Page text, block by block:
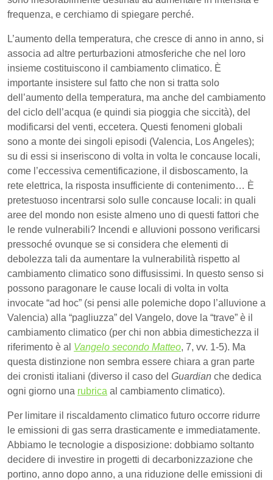
frequenza, e cerchiamo di spiegare perché.
L’aumento della temperatura, che cresce di anno in anno, si
associa ad altre perturbazioni atmosferiche che nel loro
insieme costituiscono il cambiamento climatico. È
importante insistere sul fatto che non si tratta solo
dell’aumento della temperatura, ma anche del cambiamento
del ciclo dell’acqua (e quindi sia pioggia che siccità), del
modificarsi del venti, eccetera. Questi fenomeni globali
sono a monte dei singoli episodi (Valencia, Los Angeles);
su di essi si inseriscono di volta in volta le concause locali,
come l’eccessiva cementificazione, il disboscamento, la
rete elettrica, la risposta insufficiente di contenimento… È
pretestuoso incentrarsi solo sulle concause locali: in quali
aree del mondo non esiste almeno uno di questi fattori che
le rende vulnerabili? Incendi e alluvioni possono verificarsi
pressoché ovunque se si considera che elementi di
debolezza tali da aumentare la vulnerabilità rispetto al
cambiamento climatico sono diffusissimi. In questo senso si
possono paragonare le cause locali di volta in volta
invocate “ad hoc” (si pensi alle polemiche dopo l’alluvione a
Valencia) alla “pagliuzza” del Vangelo, dove la “trave” è il
cambiamento climatico (per chi non abbia dimestichezza il
riferimento è al Vangelo secondo Matteo, 7, vv. 1-5). Ma
questa distinzione non sembra essere chiara a gran parte
dei cronisti italiani (diverso il caso del Guardian che dedica
ogni giorno una rubrica al cambiamento climatico).
Per limitare il riscaldamento climatico futuro occorre ridurre
le emissioni di gas serra drasticamente e immediatamente.
Abbiamo le tecnologie a disposizione: dobbiamo soltanto
decidere di investire in progetti di decarbonizzazione che
portino, anno dopo anno, a una riduzione delle emissioni di